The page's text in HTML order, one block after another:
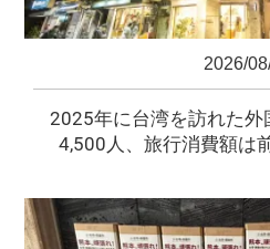
2026/
2025年に台湾を訪れた
4,500人、旅行消費額は